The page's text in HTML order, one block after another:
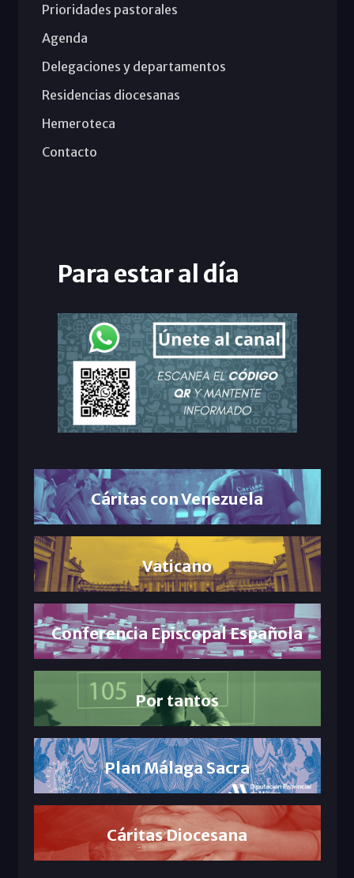
Prioridades pastorales
Agenda
Delegaciones y departamentos
Residencias diocesanas
Hemeroteca
Contacto
Para estar al día
Cáritas con Venezuela
Vaticano
Conferencia Episcopal Española
Por tantos
Plan Málaga Sacra
Cáritas Diocesana